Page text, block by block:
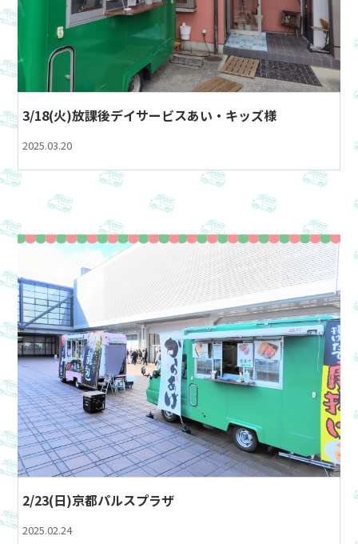
3/18(火)放課後デイサービスあい・キッズ様
2025.03.20
2/23(日)京都パルスプラザ
2025.02.24